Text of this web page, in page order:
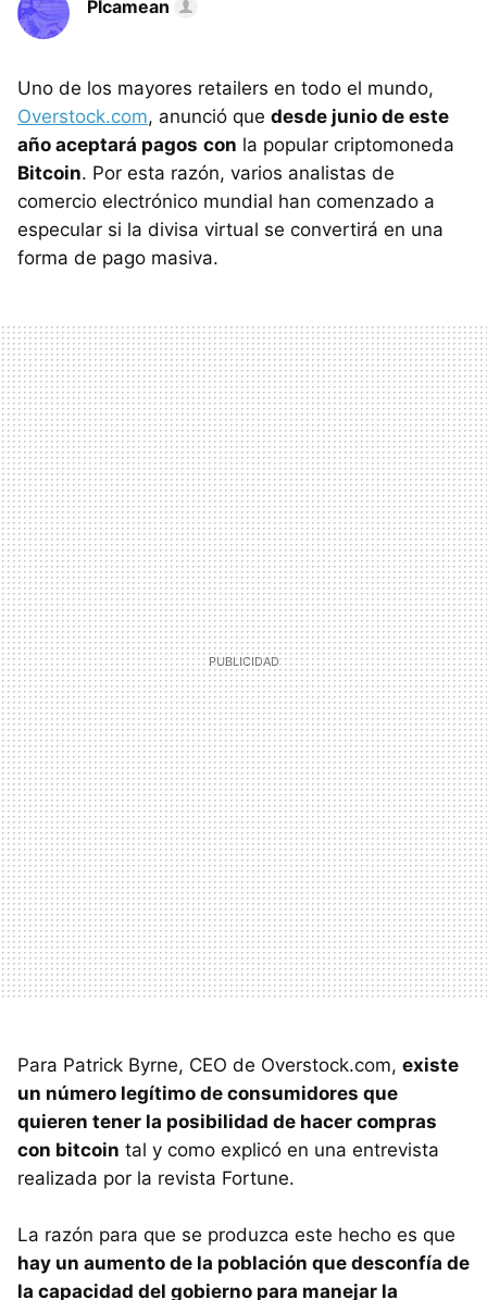
Plcamean
Uno de los mayores retailers en todo el mundo,
Overstock.com, anunció que desde junio de este
año aceptará pagos con la popular criptomoneda
Bitcoin. Por esta razón, varios analistas de
comercio electrónico mundial han comenzado a
especular si la divisa virtual se convertirá en una
forma de pago masiva.
Para Patrick Byrne, CEO de Overstock.com, existe
un número legítimo de consumidores que
quieren tener la posibilidad de hacer compras
con bitcoin tal y como explicó en una entrevista
realizada por la revista Fortune.
La razón para que se produzca este hecho es que
hay un aumento de la población que desconfía de
la capacidad del gobierno para manejar la